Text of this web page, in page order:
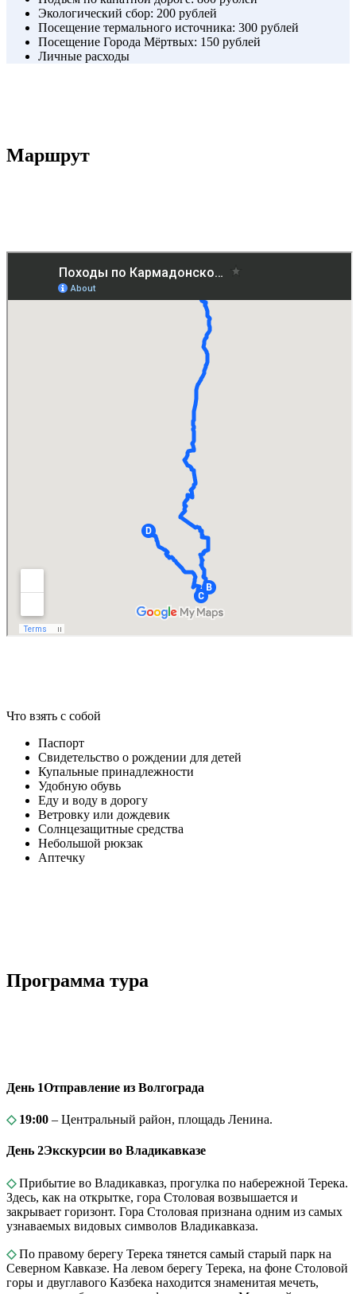
Экологический сбор: 200 рублей
Посещение термального источника: 300 рублей
Посещение Города Мёртвых: 150 рублей
Личные расходы
Маршрут
Что взять с собой
Паспорт
Свидетельство о рождении для детей
Купальные принадлежности
Удобную обувь
Еду и воду в дорогу
Ветровку или дождевик
Солнцезащитные средства
Небольшой рюкзак
Аптечку
Программа тура
День 1Отправление из Волгограда
◇19:00 – Центральный район, площадь Ленина.
День 2Экскурсии во Владикавказе
◇Прибытие во Владикавказ, прогулка по набережной Терека.
Здесь, как на открытке, гора Столовая возвышается и
закрывает горизонт. Гора Столовая признана одним из самых
узнаваемых видовых символов Владикавказа.
◇По правому берегу Терека тянется самый старый парк на
Северном Кавказе. На левом берегу Терека, на фоне Столовой
горы и двуглавого Казбека находится знаменитая мечеть,